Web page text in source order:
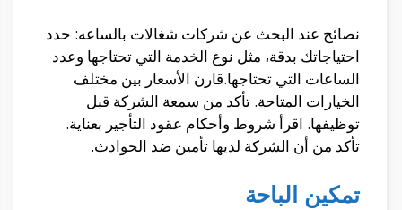
نصائح عند البحث عن شركات شغالات بالساعه: حدد
احتياجاتك بدقة، مثل نوع الخدمة التي تحتاجها وعدد
الساعات التي تحتاجها.قارن الأسعار بين مختلف
الخيارات المتاحة. تأكد من سمعة الشركة قبل
توظيفها. اقرأ شروط وأحكام عقود التأجير بعناية.
تأكد من أن الشركة لديها تأمين ضد الحوادث.
تمكين الباحة